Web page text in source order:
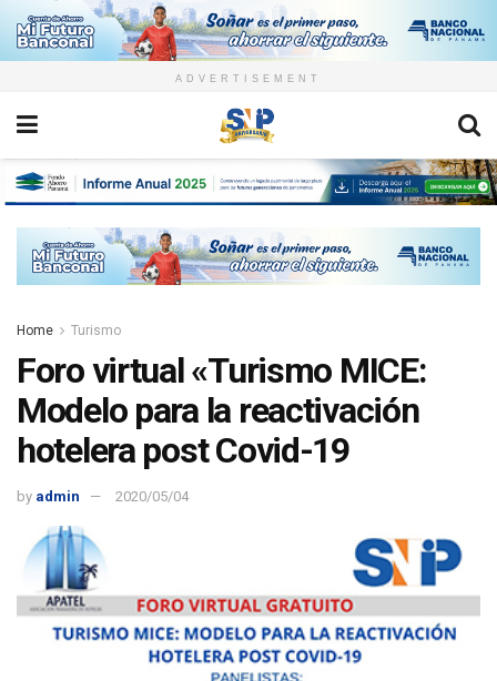
ADVERTISEMENT
Home Turismo
Foro virtual «Turismo MICE:
Modelo para la reactivación
hotelera post Covid-19
by admin 2020/05/04